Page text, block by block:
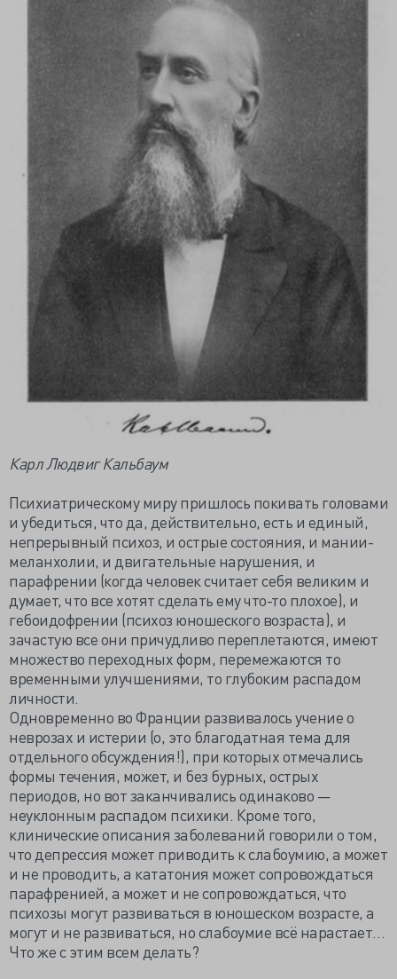
Карл Людвиг Кальбаум
Психиатрическому миру пришлось покивать головами
и убедиться, что да, действительно, есть и единый,
непрерывный психоз, и острые состояния, и мании-
меланхолии, и двигательные нарушения, и
парафрении (когда человек считает себя великим и
думает, что все хотят сделать ему что-то плохое), и
гебоидофрении (психоз юношеского возраста), и
зачастую все они причудливо переплетаются, имеют
множество переходных форм, перемежаются то
временными улучшениями, то глубоким распадом
личности.
Одновременно во Франции развивалось учение о
неврозах и истерии (о, это благодатная тема для
отдельного обсуждения!), при которых отмечались
формы течения, может, и без бурных, острых
периодов, но вот заканчивались одинаково —
неуклонным распадом психики. Кроме того,
клинические описания заболеваний говорили о том,
что депрессия может приводить к слабоумию, а может
и не проводить, а кататония может сопровождаться
парафренией, а может и не сопровождаться, что
психозы могут развиваться в юношеском возрасте, а
могут и не развиваться, но слабоумие всё нарастает…
Что же с этим всем делать?